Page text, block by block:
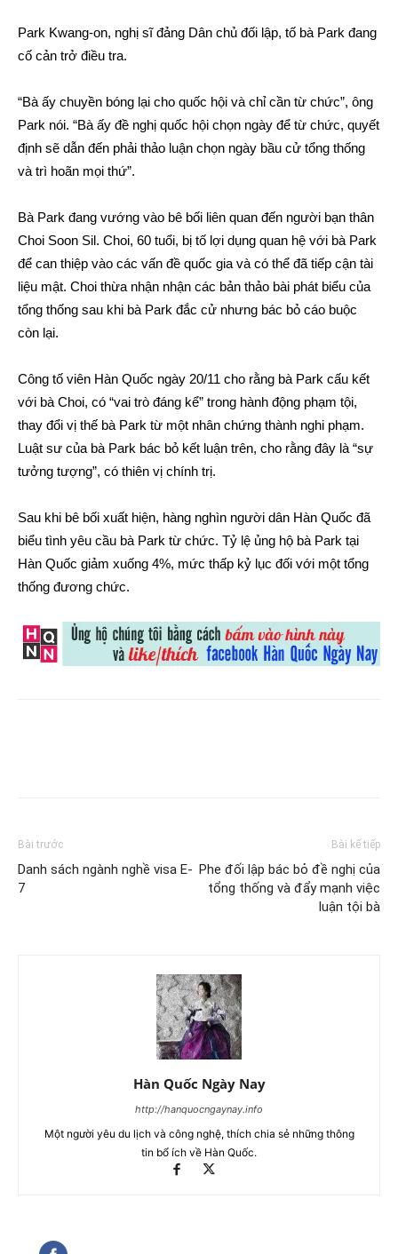
Park Kwang-on, nghị sĩ đảng Dân chủ đối lập, tố bà Park đang
cố cản trở điều tra.
“Bà ấy chuyền bóng lại cho quốc hội và chỉ cần từ chức”, ông
Park nói. “Bà ấy đề nghị quốc hội chọn ngày để từ chức, quyết
định sẽ dẫn đến phải thảo luận chọn ngày bầu cử tổng thống
và trì hoãn mọi thứ”.
Bà Park đang vướng vào bê bối liên quan đến người bạn thân
Choi Soon Sil. Choi, 60 tuổi, bị tố lợi dụng quan hệ với bà Park
để can thiệp vào các vấn đề quốc gia và có thể đã tiếp cận tài
liệu mật. Choi thừa nhận nhận các bản thảo bài phát biểu của
tổng thống sau khi bà Park đắc cử nhưng bác bỏ cáo buộc
còn lại.
Công tố viên Hàn Quốc ngày 20/11 cho rằng bà Park cấu kết
với bà Choi, có “vai trò đáng kể” trong hành động phạm tội,
thay đổi vị thế bà Park từ một nhân chứng thành nghi phạm.
Luật sư của bà Park bác bỏ kết luận trên, cho rằng đây là “sự
tưởng tượng”, có thiên vị chính trị.
Sau khi bê bối xuất hiện, hàng nghìn người dân Hàn Quốc đã
biểu tình yêu cầu bà Park từ chức. Tỷ lệ ủng hộ bà Park tại
Hàn Quốc giảm xuống 4%, mức thấp kỷ lục đối với một tổng
thống đương chức.
Bài trước
Danh sách ngành nghề visa E-
7
Bài kế tiếp
Phe đối lập bác bỏ đề nghị của
tổng thống và đẩy mạnh việc
luận tội bà
Hàn Quốc Ngày Nay
http://hanquocngaynay.info
Một người yêu du lịch và công nghệ, thích chia sẻ những thông
tin bổ ích về Hàn Quốc.